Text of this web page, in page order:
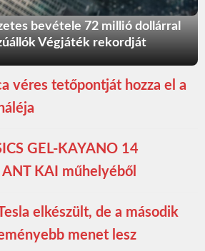
bevétele 72 millió dollárral
Végjáték rekordját
véres tetőpontját hozza el a
GEL-KAYANO 14
KAI műhelyéből
elkészült, de a második
menet lesz